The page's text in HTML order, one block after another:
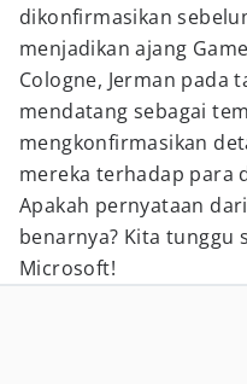
dikonfirmasikan
menjadikan ajang
Cologne, Jerman pada
mendatang sebagai
mengkonfirmasikan
mereka terhadap para
Apakah pernyataan
benarnya? Kita tunggu
Microsoft!